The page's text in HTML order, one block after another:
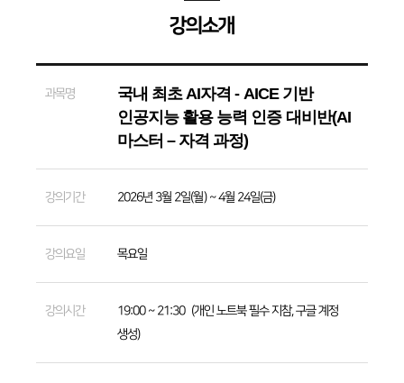
강의소개
과목명
국내 최초 AI자격 - AICE 기반
인공지능 활용 능력 인증 대비반(AI
마스터 – 자격 과정)
강의기간 2026년 3월 2일(월) ~ 4월 24일(금)
강의요일 목요일
강의시간
19:00 ~ 21:30 (개인 노트북 필수 지참, 구글 계정
생성)